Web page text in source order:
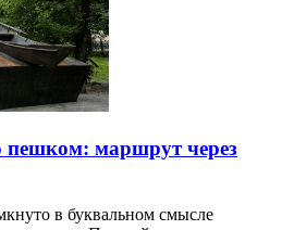
пешком: маршрут через
в буквальном смысле